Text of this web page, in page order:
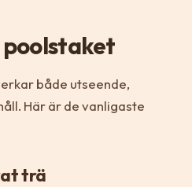
både utseende,
Här är de vanligaste
trä